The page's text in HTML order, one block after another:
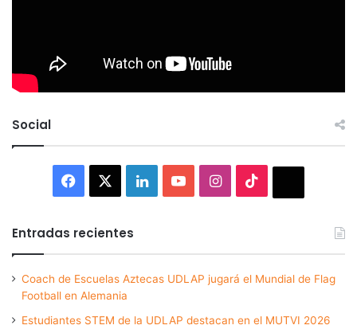
Social
Facebook LinkedInYouTubeInstagram
Entradas recientes
Coach de Escuelas Aztecas UDLAP jugará el Mundial de Flag
Football en Alemania
Estudiantes STEM de la UDLAP destacan en el MUTVI 2026